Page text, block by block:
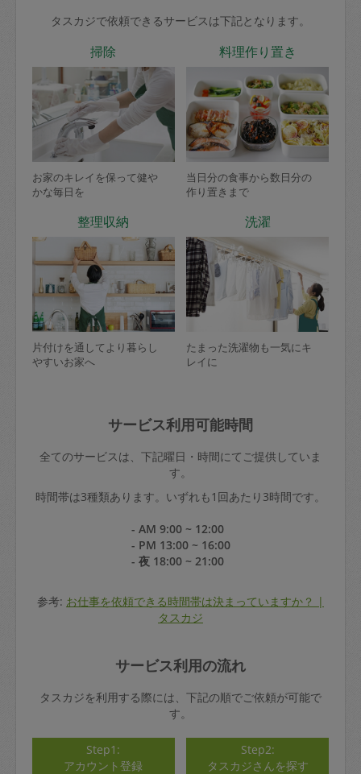
タスカジで依頼できるサービスは下記となります。
掃除
お家のキレイを保って健や
かな毎日を
料理作り置き
当日分の食事から数日分の
作り置きまで
整理収納
片付けを通してより暮らし
やすいお家へ
洗濯
たまった洗濯物も一気にキ
レイに
サービス利用可能時間
全てのサービスは、下記曜日・時間にてご提供していま
す。
時間帯は3種類あります。いずれも1回あたり3時間です。
- AM 9:00 ~ 12:00
- PM 13:00 ~ 16:00
- 夜 18:00 ~ 21:00
参考: お仕事を依頼できる時間帯は決まっていますか？ |
タスカジ
サービス利用の流れ
タスカジを利用する際には、下記の順でご依頼が可能で
す。
Step1:
アカウント登録
Step2:
タスカジさんを探す